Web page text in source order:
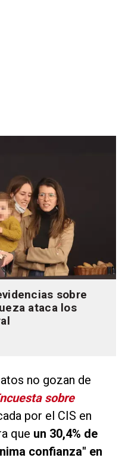
sobre
ataca los
no gozan de
sobre
por el CIS en
que un 30,4% de
confianza" en